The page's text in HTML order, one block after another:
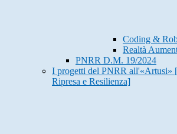
Coding &
Realtà
PNRR D.M. 19/2024
I progetti del PNRR all'«Artusi»
Ripresa e Resilienza]